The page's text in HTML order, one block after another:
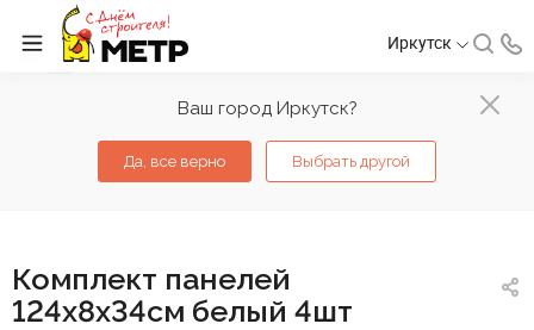
Ваш город Иркутск?
Да, все верно Выбрать другой
Иркутск
Комплект панелей
124х8х34см белый 4шт